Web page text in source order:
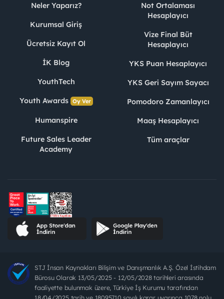
Neler Yaparız?
Kurumsal Giriş
Ücretsiz Kayıt Ol
İK Blog
YouthTech
Youth Awards Oy Ver
Humanspire
Future Sales Leader
Academy
Not Ortalaması
Hesaplayıcı
Vize Final Büt
Hesaplayıcı
YKS Puan Hesaplayıcı
YKS Geri Sayım Sayacı
Pomodoro Zamanlayıcı
Maaş Hesaplayıcı
Tüm araçlar
STJ İnsan Kaynakları Bilişim ve Danışmanlık A.Ş. Özel İstihdam
Bürosu Olarak 13/05/2025 - 12/05/2028 tarihleri arasında
faaliyette bulunmak üzere, Türkiye İş Kurumu tarafından
18/04/2025 tarih ve 18095710 sayılı karar uyarınca 1078 nolu